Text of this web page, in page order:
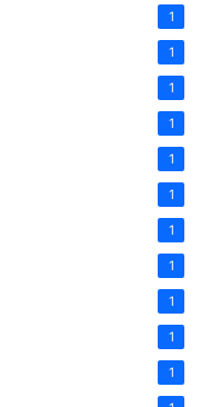
1
1
1
1
1
1
1
1
1
1
1